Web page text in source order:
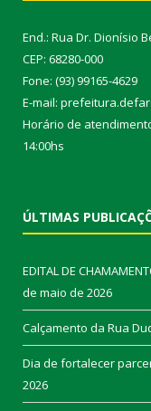
End.: Rua Dr. Dionísio
CEP: 68280-000
Fone: (93) 99165-4629
E-mail:
Horário de
14:00hs
ÚLTIMAS
EDITAL DE
de maio de 2026
Calçamento da Rua
Dia de fortalecer
2026